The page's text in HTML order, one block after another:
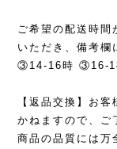
ご希望の配送時
いただき、備考
③14-16時 ③16-
【返品交換】お
かねますので、ご
商品の品質には万